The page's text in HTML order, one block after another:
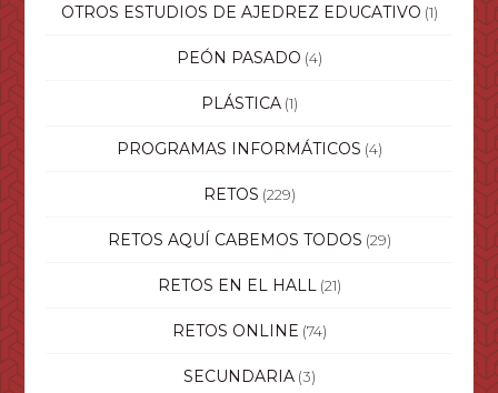
OTROS ESTUDIOS DE AJEDREZ EDUCATIVO (1)
PEÓN PASADO (4)
PLÁSTICA(1)
PROGRAMAS INFORMÁTICOS (4)
RETOS (229)
RETOS AQUÍ CABEMOS TODOS (29)
RETOS EN EL HALL (21)
RETOS ONLINE (74)
SECUNDARIA(3)